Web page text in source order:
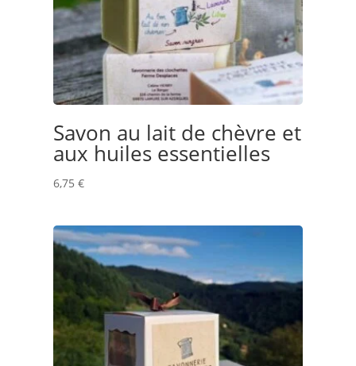
Savon au lait de chèvre et
aux huiles essentielles
6,75€